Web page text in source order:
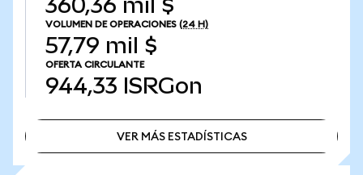
360,36 mil $
VOLUMEN DE OPERACIONES (24 H)
57,79 mil $
OFERTA CIRCULANTE
944,33 ISRGon
VER MÁS ESTADÍSTICAS